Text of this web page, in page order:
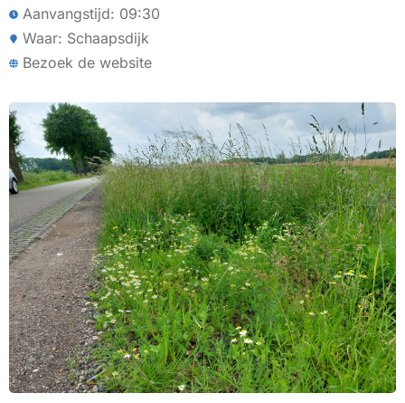
Aanvangstijd: 09:30
Waar: Schaapsdijk
Bezoek de website